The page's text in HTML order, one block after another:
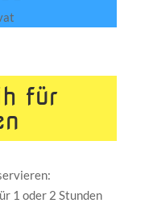
für
1 oder 2 Stunden